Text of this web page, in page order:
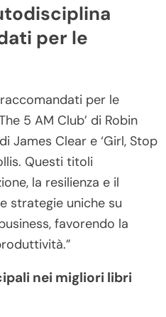
per le
per le
5 AM Club’ di Robin
James Clear e ‘Girl, Stop
Questi titoli
la resilienza e il
strategie uniche su
favorendo la
nei migliori libri